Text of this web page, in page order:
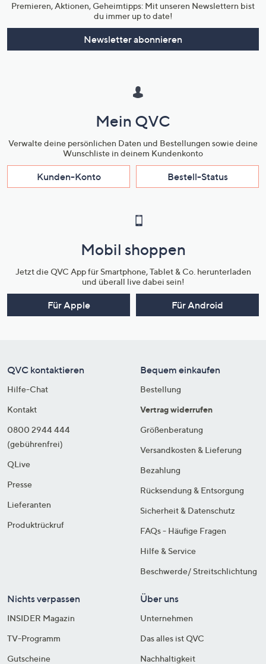
Premieren, Aktionen, Geheimtipps: Mit unseren Newslettern bist
du immer up to date!
Newsletter abonnieren
Mein QVC
Verwalte deine persönlichen Daten und Bestellungen sowie deine
Wunschliste in deinem Kundenkonto
Kunden-Konto Bestell-Status
Mobil shoppen
Jetzt die QVC App für Smartphone, Tablet & Co. herunterladen
und überall live dabei sein!
Für Apple Für Android
QVC kontaktieren
Hilfe-Chat
Kontakt
0800 2944 444
(gebührenfrei)
QLive
Presse
Lieferanten
Produktrückruf
Bequem einkaufen
Bestellung
Vertrag widerrufen
Größenberatung
Versandkosten & Lieferung
Bezahlung
Rücksendung & Entsorgung
Sicherheit & Datenschutz
FAQs - Häufige Fragen
Hilfe & Service
Beschwerde/ Streitschlichtung
Nichts verpassen
INSIDER Magazin
TV-Programm
Gutscheine
Über uns
Unternehmen
Das alles ist QVC
Nachhaltigkeit